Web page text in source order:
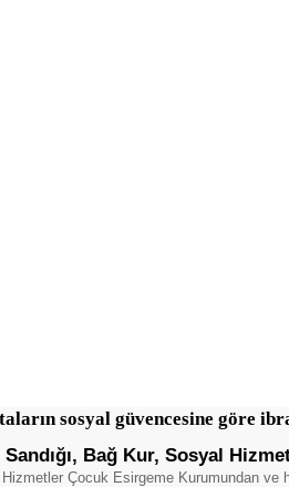
sosyal güvencesine göre
Bağ Kur, Sosyal
Çocuk Esirgeme Kurumundan ve